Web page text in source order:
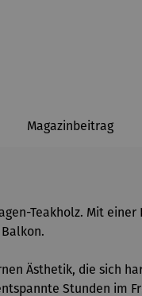
Magazinbeitrag
Teakholz. Mit
Ästhetik, die sich
Stunden im